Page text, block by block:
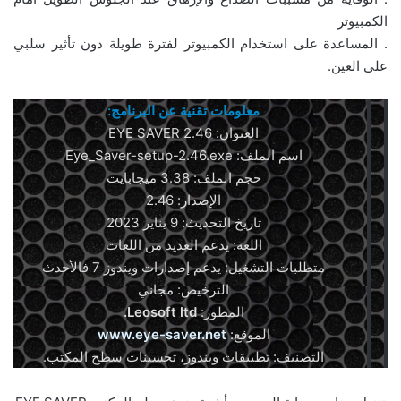
الكمبيوتر
. المساعدة على استخدام الكمبيوتر لفترة طويلة دون تأثير سلبي
على العين.
معلومات تقنية عن البرنامج:
العنوان: EYE SAVER 2.46
اسم الملف: Eye_Saver-setup-2.46.exe
حجم الملف: 3.38 ميجابايت
الإصدار: 2.46
تاريخ التحديث: 9 يناير 2023
اللغة: يدعم العديد من اللغات
متطلبات التشغيل: يدعم إصدارات ويندوز 7 فالأحدث
الترخيص: مجاني
المطور:Leosoft ltd.
الموقع:www.eye-saver.net
التصنيف: تطبيقات ويندوز، تحسينات سطح المكتب.